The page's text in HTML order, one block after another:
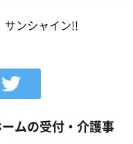
ンシャイン!!
ムの受付・介護事